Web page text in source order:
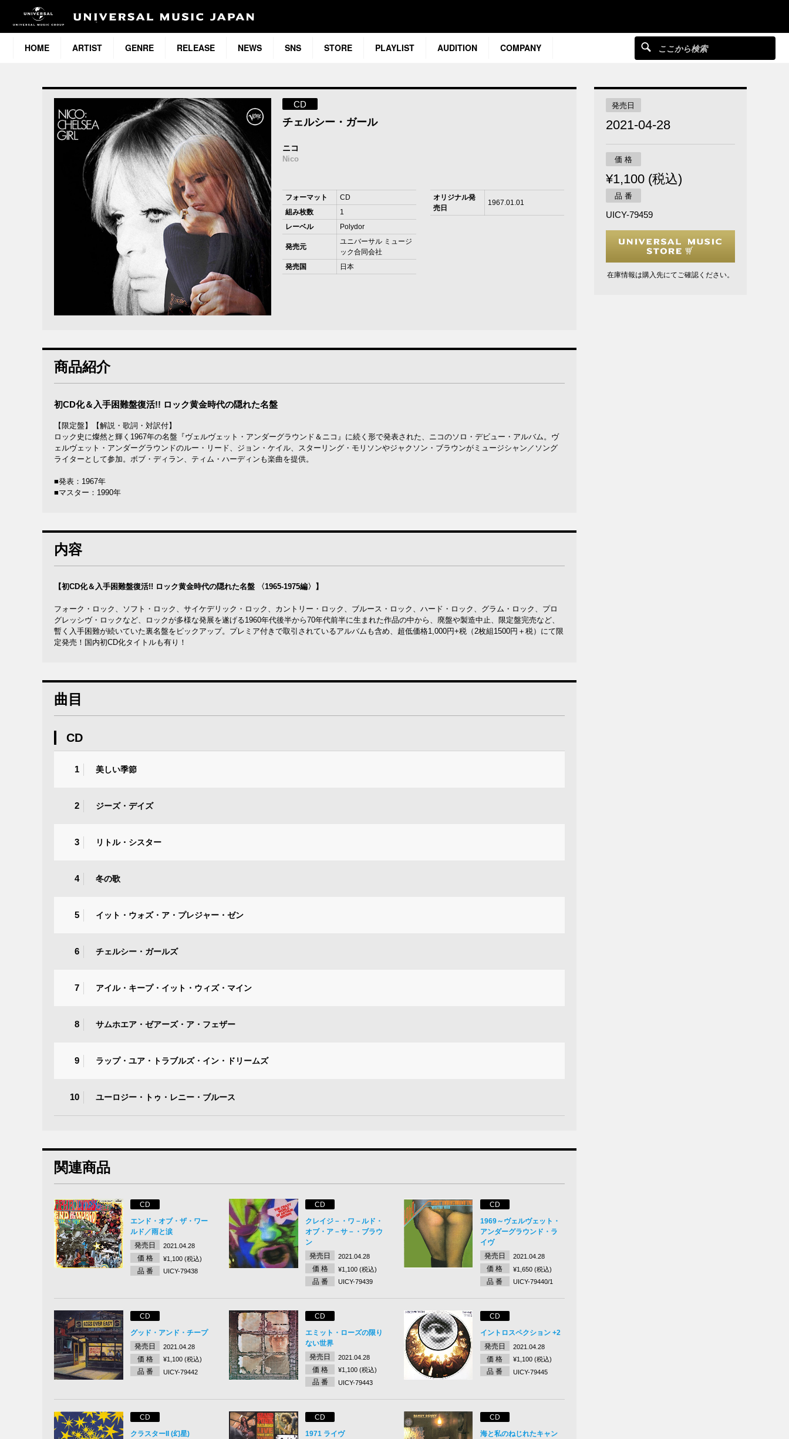
HOME ARTIST GENRE RELEASE NEWS SNS STORE PLAYLIST AUDITION COMPANY
CD
チェルシー・ガール
ニコ
Nico
フォーマット
CD
組み枚数
1
レーベル
Polydor
発売元
ユニバーサル ミュージ
ック合同会社
発売国
日本
オリジナル発
売日
1967.01.01
商品紹介
初CD化＆入手困難盤復活!! ロック黄金時代の隠れた名盤
【限定盤】【解説・歌詞・対訳付】
ロック史に燦然と輝く1967年の名盤『ヴェルヴェット・アンダーグラウンド＆ニコ』に続く形で発表された、ニコのソロ・デビュー・アルバム。ヴ
ェルヴェット・アンダーグラウンドのルー・リード、ジョン・ケイル、スターリング・モリソンやジャクソン・ブラウンがミュージシャン／ソング
ライターとして参加。ボブ・ディラン、ティム・ハーディンも楽曲を提供。
■発表：1967年
■マスター：1990年
内容
【初CD化＆入手困難盤復活!! ロック黄金時代の隠れた名盤 〈1965-1975編〉】
フォーク・ロック、ソフト・ロック、サイケデリック・ロック、カントリー・ロック、ブルース・ロック、ハード・ロック、グラム・ロック、プロ
グレッシヴ・ロックなど、ロックが多様な発展を遂げる1960年代後半から70年代前半に生まれた作品の中から、廃盤や製造中止、限定盤完売など、
暫く入手困難が続いていた裏名盤をピックアップ。プレミア付きで取引されているアルバムも含め、超低価格1,000円+税（2枚組1500円＋税）にて限
定発売！国内初CD化タイトルも有り！
曲目
CD
1 美しい季節
2 ジーズ・デイズ
3 リトル・シスター
4 冬の歌
5 イット・ウォズ・ア・プレジャー・ゼン
6 チェルシー・ガールズ
7 アイル・キープ・イット・ウィズ・マイン
8 サムホエア・ゼアーズ・ア・フェザー
9 ラップ・ユア・トラブルズ・イン・ドリームズ
10 ユーロジー・トゥ・レニー・ブルース
関連商品
CD
エンド・オブ・ザ・ワー
ルド／雨と涙
発売日
2021.04.28
価 格 ¥1,100 (税込)
品 番 UICY-79438
CD
クレイジ－・ワ－ルド・
オブ・ア－サ－・ブラウ
ン
発売日
2021.04.28
価 格 ¥1,100 (税込)
品 番 UICY-79439
CD
1969～ヴェルヴェット・
アンダーグラウンド・ラ
イヴ
発売日
2021.04.28
価 格 ¥1,650 (税込)
品 番 UICY-79440/1
CD
グッド・アンド・チープ
発売日
2021.04.28
価 格 ¥1,100 (税込)
品 番 UICY-79442
CD
エミット・ローズの限り
ない世界
発売日
2021.04.28
価 格 ¥1,100 (税込)
品 番 UICY-79443
CD
イントロスペクション +2
発売日
2021.04.28
価 格 ¥1,100 (税込)
品 番 UICY-79445
CD
クラスターII (幻星)
CD
1971 ライヴ
CD
海と私のねじれたキャン
発売日
2021-04-28
価 格
¥1,100 (税込)
品 番
UICY-79459
在庫情報は購入先にてご確認ください。